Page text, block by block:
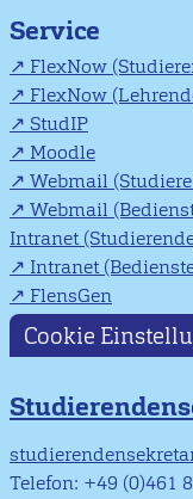
Service
FlexNow
FlexNow
StudIP
Moodle
Webmail
Webmail
Intranet
Intranet
FlensGen
Cookie
Telefon: +49 (0)461